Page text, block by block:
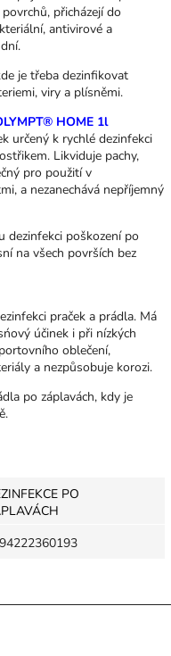
přicházejí do
antivirové a
je třeba dezinfikovat
viry a plísněmi.
HOME 1l
určený k rychlé dezinfekci
Likviduje pachy,
pro použití v
a nezanechává nepříjemný
dezinfekci poškození po
na všech površích bez
praček a prádla. Má
účinek i při nízkých
oblečení,
a nezpůsobuje korozi.
po záplavách, kdy je
PO